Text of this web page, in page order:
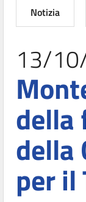
Notizia
13/
della
della
per il